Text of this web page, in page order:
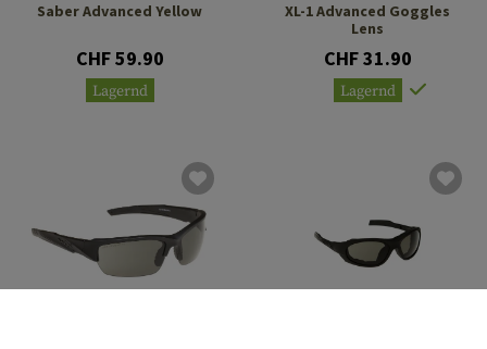
Saber Advanced Yellow
CHF 59.90
Lagernd
XL-1 Advanced Goggles
Lens
CHF 31.90
Lagernd